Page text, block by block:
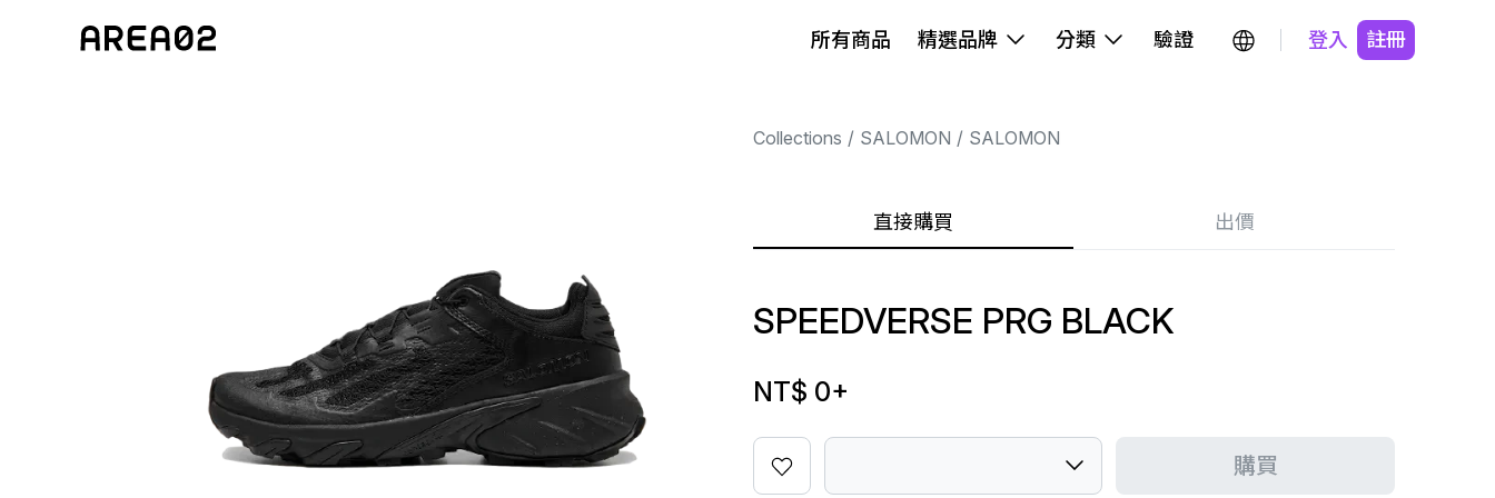
所有商品 精選品牌 分類 驗證 登入 註冊
Collections SALOMON SALOMON
直接購買 出價
SPEEDVERSE PRG BLACK
NT$ 0+
購買